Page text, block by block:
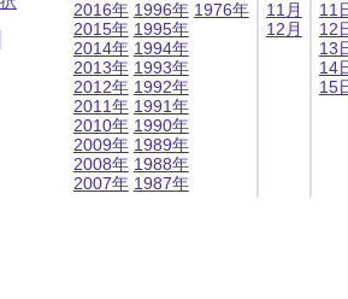
2016年
2015年
2014年
2013年
2012年
2011年
2010年
2009年
2008年
2007年
1996年
1995年
1994年
1993年
1992年
1991年
1990年
1989年
1988年
1987年
1976年
11月
12月
11
12
13
14
15